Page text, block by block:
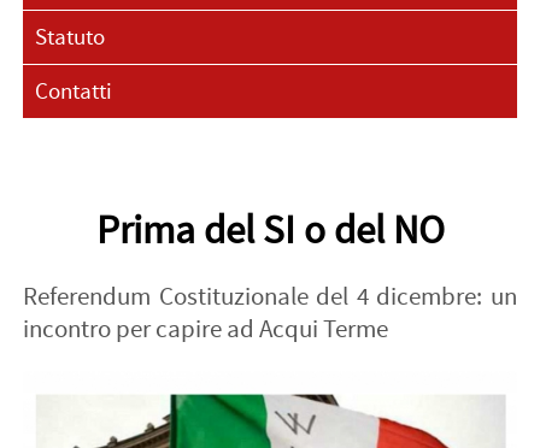
Statuto
Contatti
Prima del SI o del NO
Referendum Costituzionale del 4 dicembre: un
incontro per capire ad Acqui Terme